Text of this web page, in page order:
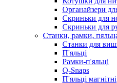
Органайзери
Скриньки для
Скриньки для
Станки, рамки,
Станки для
П'яльці
Рамки-п'яльці
Q-Snaps
П'яльці магнітні